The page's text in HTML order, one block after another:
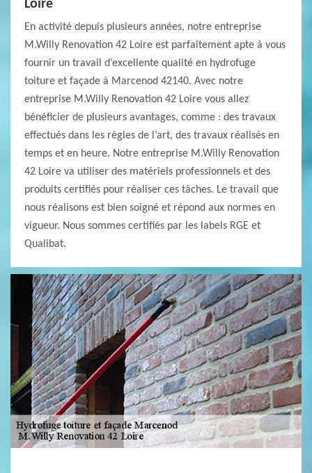
Loire
En activité depuis plusieurs années, notre entreprise
M.Willy Renovation 42 Loire est parfaitement apte à vous
fournir un travail d’excellente qualité en hydrofuge
toiture et façade à Marcenod 42140. Avec notre
entreprise M.Willy Renovation 42 Loire vous allez
bénéficier de plusieurs avantages, comme : des travaux
effectués dans les règles de l’art, des travaux réalisés en
temps et en heure. Notre entreprise M.Willy Renovation
42 Loire va utiliser des matériels professionnels et des
produits certifiés pour réaliser ces tâches. Le travail que
nous réalisons est bien soigné et répond aux normes en
vigueur. Nous sommes certifiés par les labels RGE et
Qualibat.